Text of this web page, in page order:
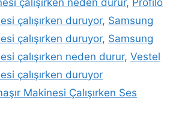
çalışırken neden durur, Profilo
çalışırken duruyor, Samsung
çalışırken duruyor, Samsung
çalışırken neden durur, Vestel
çalışırken duruyor
Makinesi Çalışırken Ses